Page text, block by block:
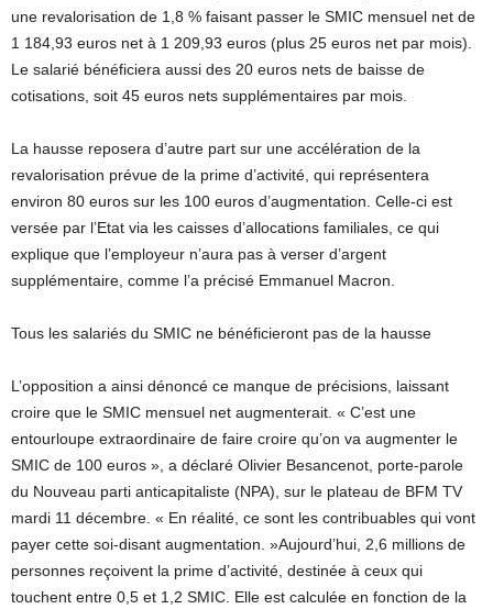
une revalorisation de 1,8 % faisant passer le SMIC mensuel net de
1 184,93 euros net à 1 209,93 euros (plus 25 euros net par mois).
Le salarié bénéficiera aussi des 20 euros nets de baisse de
cotisations, soit 45 euros nets supplémentaires par mois.
La hausse reposera d’autre part sur une accélération de la
revalorisation prévue de la prime d’activité, qui représentera
environ 80 euros sur les 100 euros d’augmentation. Celle-ci est
versée par l’Etat via les caisses d’allocations familiales, ce qui
explique que l’employeur n’aura pas à verser d’argent
supplémentaire, comme l’a précisé Emmanuel Macron.
Tous les salariés du SMIC ne bénéficieront pas de la hausse
L’opposition a ainsi dénoncé ce manque de précisions, laissant
croire que le SMIC mensuel net augmenterait. « C’est une
entourloupe extraordinaire de faire croire qu’on va augmenter le
SMIC de 100 euros », a déclaré Olivier Besancenot, porte-parole
du Nouveau parti anticapitaliste (NPA), sur le plateau de BFM TV
mardi 11 décembre. « En réalité, ce sont les contribuables qui vont
payer cette soi-disant augmentation. »Aujourd’hui, 2,6 millions de
personnes reçoivent la prime d’activité, destinée à ceux qui
touchent entre 0,5 et 1,2 SMIC. Elle est calculée en fonction de la